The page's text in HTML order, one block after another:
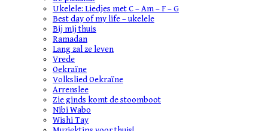
Ukelele: Liedjes met C – Am – F – G
Best day of my life – ukelele
Bij mij thuis
Ramadan
Lang zal ze leven
Vrede
Oekraïne
Volkslied Oekraïne
Arrenslee
Zie ginds komt de stoomboot
Nibi Wabo
Wishi Tay